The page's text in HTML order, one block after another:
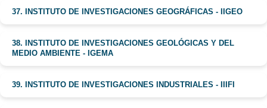
37. INSTITUTO DE INVESTIGACIONES GEOGRÁFICAS - IIGEO
38. INSTITUTO DE INVESTIGACIONES GEOLÓGICAS Y DEL
MEDIO AMBIENTE - IGEMA
39. INSTITUTO DE INVESTIGACIONES INDUSTRIALES - IIIFI